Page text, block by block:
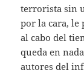
terrorista sin
por la cara, le
al cabo del
queda en
autores del